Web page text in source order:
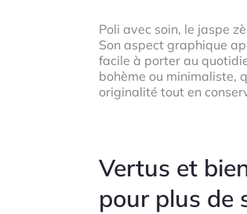
Poli avec soin, le jaspe
Son aspect graphique
facile à porter au
bohème ou minimaliste,
originalité tout en
Vertus et
pour plus de